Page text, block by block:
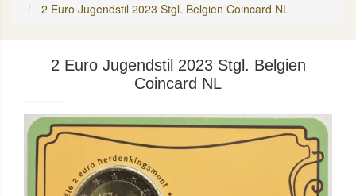
2 Euro Jugendstil 2023 Stgl. Belgien Coincard NL
2 Euro Jugendstil 2023 Stgl. Belgien
Coincard NL